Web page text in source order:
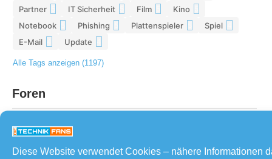
Diese Website verwendet Cookies – nähere Informationen
Partner IT Sicherheit Film Kino
Notebook Phishing Plattenspieler Spiel
E-Mail Update
Alle Tags anzeigen (1197)
Foren